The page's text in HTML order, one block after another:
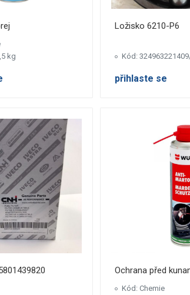
kg
Ložisko 6210-P6
Kód:
přihlaste se
Ochrana před
Kód: Chemie